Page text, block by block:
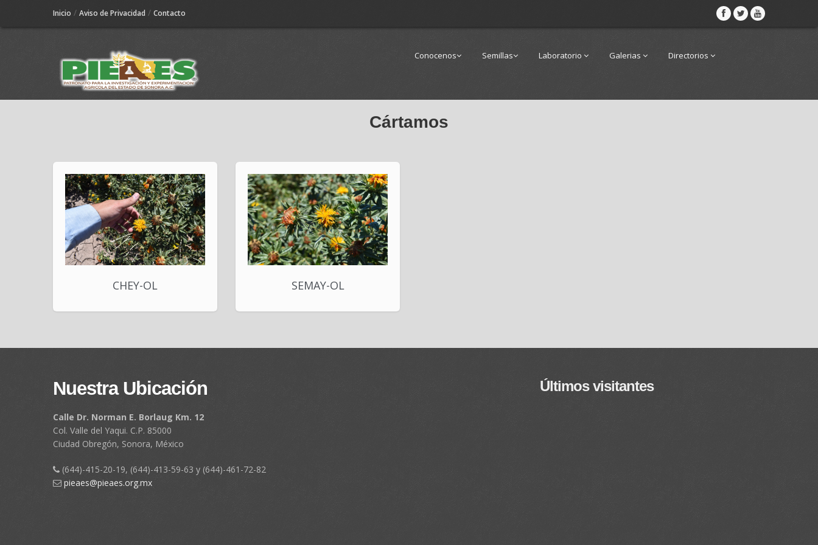
Inicio / Aviso de Privacidad / Contacto
Conocenos Semillas Laboratorio Galerias Directorios
Cártamos
CHEY-OL SEMAY-OL
Nuestra Ubicación
Calle Dr. Norman E. Borlaug Km. 12
Col. Valle del Yaqui. C.P. 85000
Ciudad Obregón, Sonora, México
(644)-415-20-19, (644)-413-59-63 y (644)-461-72-82
pieaes@pieaes.org.mx
Últimos visitantes